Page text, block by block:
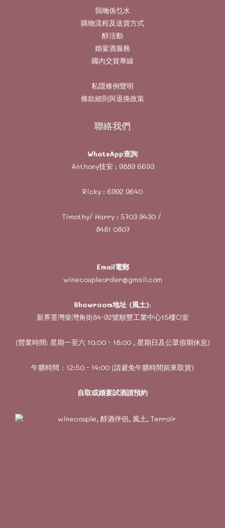
我哋係乜水
購物流程及送貨方式
醇活動
婚宴酒服務
國內交貨專線
私隱條例聲明
條款細則與退換政策
聯絡我們
WhatsApp查詢
Anthony技安 : 9889 6693
Ricky : 6992 9640
Timothy/ Harry : 5703 9430/
8481 0807
Email電郵
winecoupleorder@gmail.com
Showroom地址 (風土):
新界荃灣柴灣角街84-92號順豐工業中心15樓O室
(營業時間: 星期一至六 10:00 - 18:00 , 星期日及公眾假期休息)
午膳時間：12:50 - 14:00 (請避免午膳時間前來取貨)
自取或婚宴試酒請預約